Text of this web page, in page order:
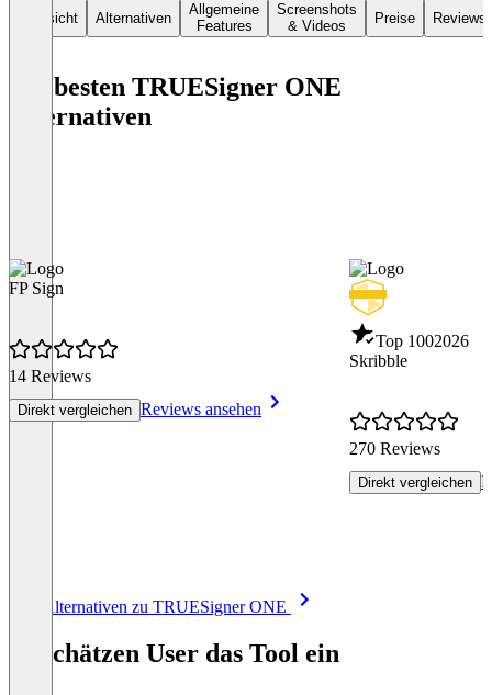
Übersicht Alternativen
Allgemeine
Features
Screenshots
& Videos
Preise Reviews
Die besten TRUESigner ONE
Alternativen
FP Sign
14 Reviews
Direkt vergleichen Reviews ansehen
Top 1002026
Skribble
270 Reviews
Direkt vergleichen
Alle Alternativen zu TRUESigner ONE
So schätzen User das Tool ein